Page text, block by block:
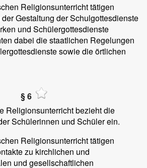
Religionsunterricht tätigen
Gestaltung der Schulgottesdienste
und Schülergottesdienste
dabei die staatlichen Regelungen
sowie die örtlichen
§ 6
Religionsunterricht bezieht die
Schülerinnen und Schüler ein.
Religionsunterricht tätigen
zu kirchlichen und
und gesellschaftlichen